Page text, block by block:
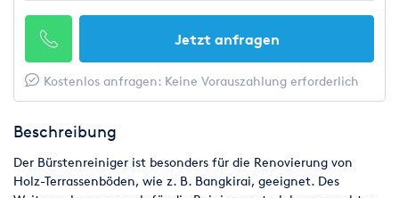
Jetzt anfragen
Kostenlos anfragen: Keine Vorauszahlung erforderlich
Beschreibung
Der Bürstenreiniger ist besonders für die Renovierung von
Holz-Terrassenböden, wie z. B. Bangkirai, geeignet. Des